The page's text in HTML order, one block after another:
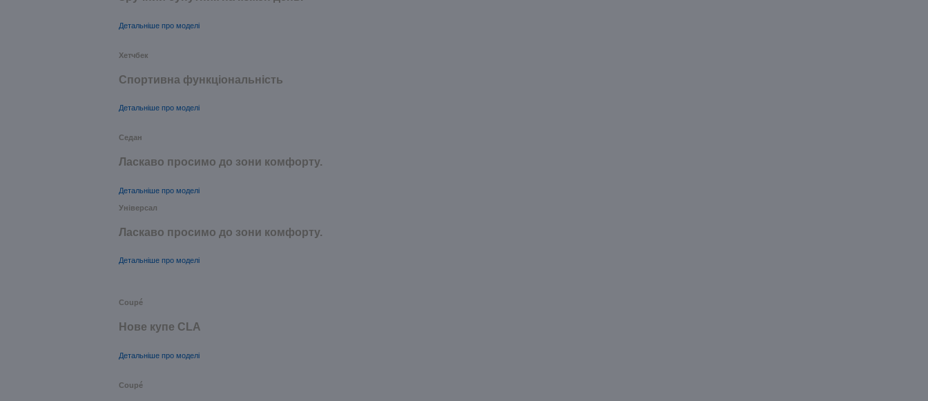
Детальніше про моделі
Хетчбек
Спортивна функціональність
Детальніше про моделі
Седан
Ласкаво просимо до зони комфорту.
Детальніше про моделі
Універсал
Ласкаво просимо до зони комфорту.
Детальніше про моделі
Coupé
Нове купе CLA
Детальніше про моделі
Coupé